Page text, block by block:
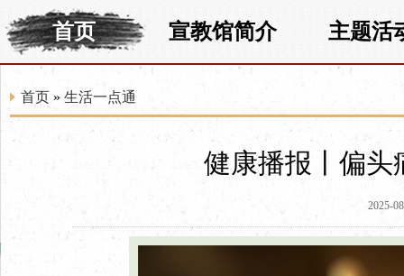
首页 宣教馆简介 主题活
首页 » 生活一点通
健康播报丨偏头
2025-